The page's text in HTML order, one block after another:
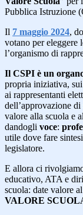
Pubblica Istruzione
Il 7 maggio 2024,
votano per eleggere
l’organismo di
Il CSPI è un
propria iniziativa,
ai rappresentanti
dell’approvazione
valore alla scuola e
dandogli voce:
utile dove fare
legislatore.
E allora ci
educativo, ATA e
scuola: date valore
VALORE